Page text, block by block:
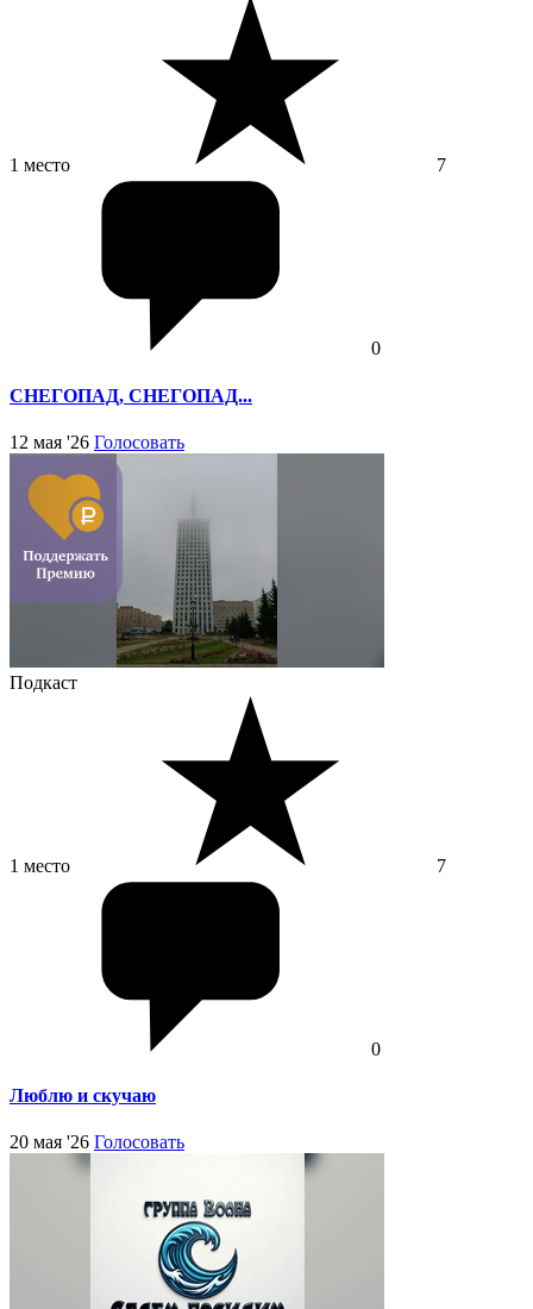
1 место 7
0
СНЕГОПАД, СНЕГОПАД...
12 мая '26 Голосовать
Подкаст
1 место 7
0
Люблю и скучаю
20 мая '26 Голосовать